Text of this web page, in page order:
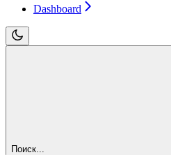
Dashboard
Поиск...